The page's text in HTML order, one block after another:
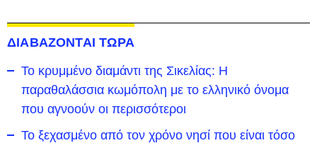
ΔΙΑΒΑΖΟΝΤΑΙ ΤΩΡΑ
Το κρυμμένο διαμάντι της Σικελίας: Η
παραθαλάσσια κωμόπολη με το ελληνικό όνομα
που αγνοούν οι περισσότεροι
To ξεχασμένο από τον χρόνο νησί που είναι τόσο